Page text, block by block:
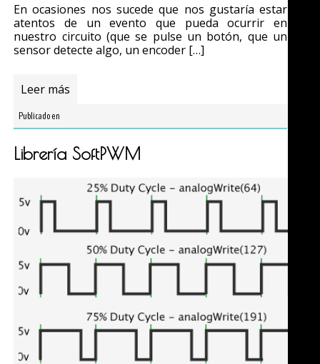
En ocasiones nos sucede que nos gustaría estar
atentos de un evento que pueda ocurrir en
nuestro circuito (que se pulse un botón, que un
sensor detecte algo, un encoder […]
Leer más
Publicado en
Librería SoftPWM